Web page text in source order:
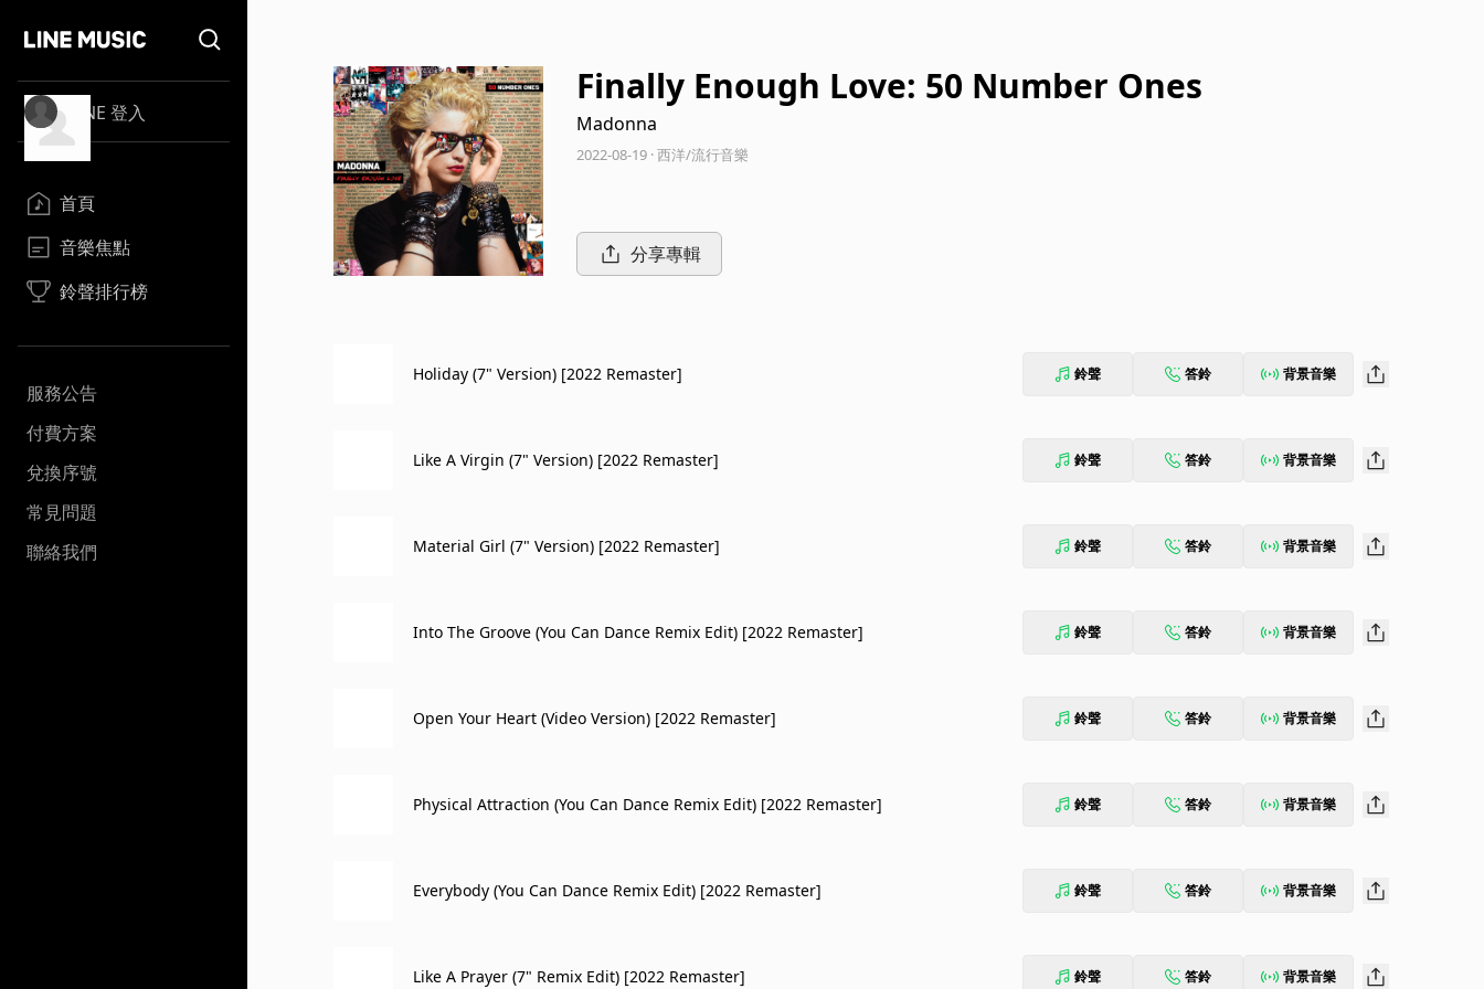
LINE 登入
首頁
音樂焦點
鈴聲排行榜
服務公告
付費方案
兌換序號
常見問題
聯絡我們
Finally Enough Love: 50 Number Ones
Madonna
2022-08-19 · 西洋/流行音樂
分享專輯
Holiday (7" Version) [2022 Remaster] 鈴聲 答鈴 背景音樂
Like A Virgin (7" Version) [2022 Remaster] 鈴聲 答鈴 背景音樂
Material Girl (7" Version) [2022 Remaster] 鈴聲 答鈴 背景音樂
Into The Groove (You Can Dance Remix Edit) [2022 Remaster] 鈴聲 答鈴 背景音樂
Open Your Heart (Video Version) [2022 Remaster] 鈴聲 答鈴 背景音樂
Physical Attraction (You Can Dance Remix Edit) [2022 Remaster] 鈴聲 答鈴 背景音樂
Everybody (You Can Dance Remix Edit) [2022 Remaster] 鈴聲 答鈴 背景音樂
Like A Prayer (7" Remix Edit) [2022 Remaster] 鈴聲 答鈴 背景音樂